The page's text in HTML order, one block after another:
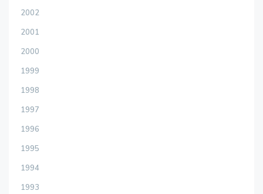
2002
2001
2000
1999
1998
1997
1996
1995
1994
1993